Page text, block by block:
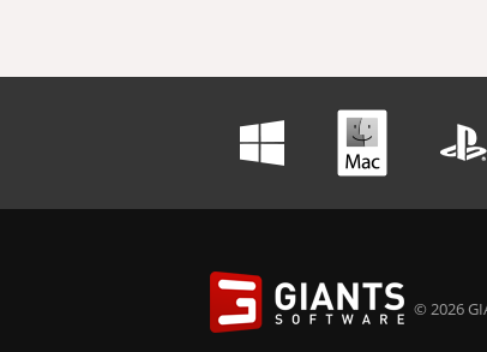
© 2026